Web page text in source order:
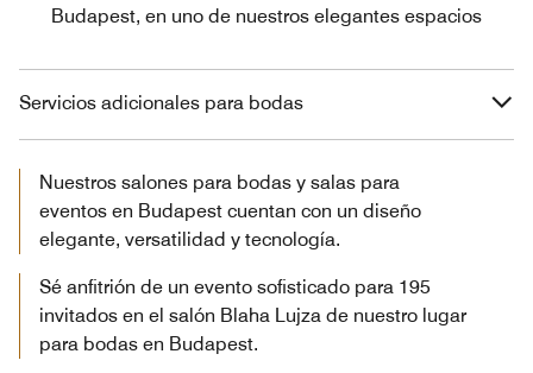
Budapest, en uno de nuestros elegantes espacios
Servicios adicionales para bodas
Nuestros salones para bodas y salas para
eventos en Budapest cuentan con un diseño
elegante, versatilidad y tecnología.
Sé anfitrión de un evento sofisticado para 195
invitados en el salón Blaha Lujza de nuestro lugar
para bodas en Budapest.